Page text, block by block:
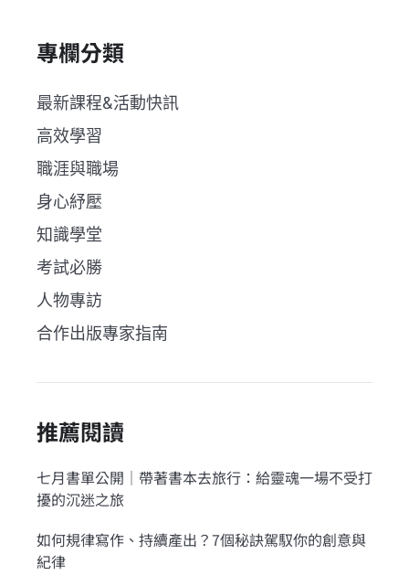
專欄分類
最新課程&活動快訊
高效學習
職涯與職場
身心紓壓
知識學堂
考試必勝
人物專訪
合作出版專家指南
推薦閱讀
七月書單公開｜帶著書本去旅行：給靈魂一場不受打
擾的沉迷之旅
如何規律寫作、持續產出？7個秘訣駕馭你的創意與
紀律